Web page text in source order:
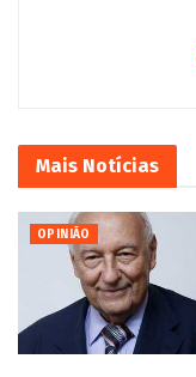
Mais Notícias
OPINIÃO